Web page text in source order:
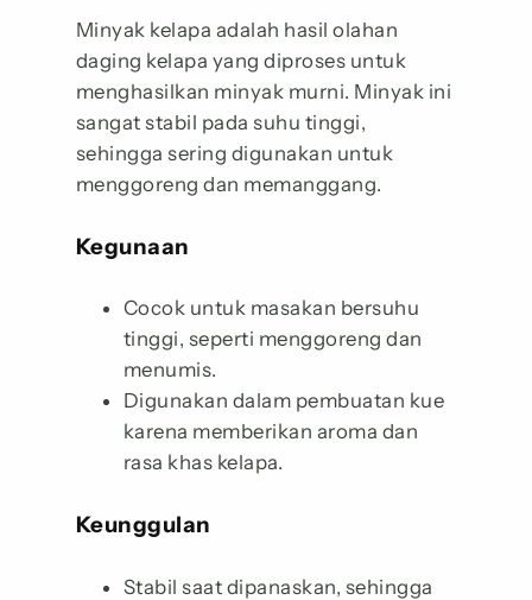
Minyak kelapa adalah hasil olahan
daging kelapa yang diproses untuk
menghasilkan minyak murni. Minyak ini
sangat stabil pada suhu tinggi,
sehingga sering digunakan untuk
menggoreng dan memanggang.
Kegunaan
Cocok untuk masakan bersuhu
tinggi, seperti menggoreng dan
menumis.
Digunakan dalam pembuatan kue
karena memberikan aroma dan
rasa khas kelapa.
Keunggulan
Stabil saat dipanaskan, sehingga